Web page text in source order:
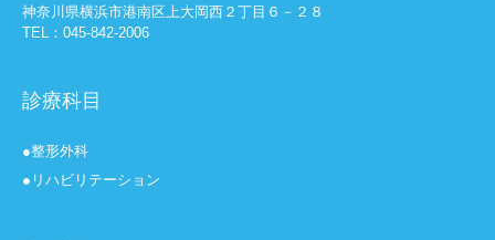
神奈川県横浜市港南区上大岡西２丁目６－２８
TEL：045-842-2006
診療科目
●整形外科
●リハビリテーション